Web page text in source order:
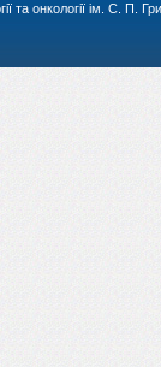
та онкології ім. С. П.